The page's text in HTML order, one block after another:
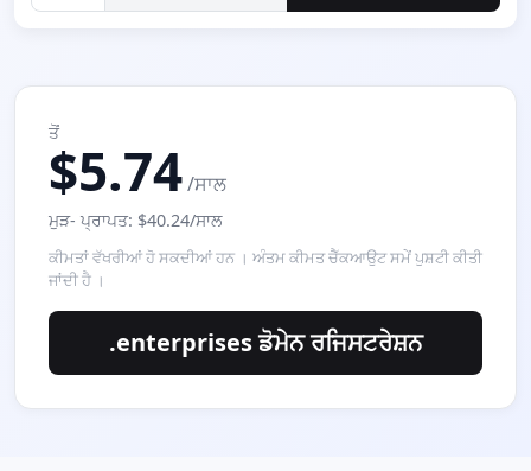
ਤੋਂ
$5.74/ਸਾਲ
ਮੁੜ- ਪ੍ਰਾਪਤ: $40.24/ਸਾਲ
ਕੀਮਤਾਂ ਵੱਖਰੀਆਂ ਹੋ ਸਕਦੀਆਂ ਹਨ । ਅੰਤਮ ਕੀਮਤ ਚੈੱਕਆਉਟ ਸਮੇਂ ਪੁਸ਼ਟੀ ਕੀਤੀ
ਜਾਂਦੀ ਹੈ ।
.enterprises ਡੋਮੇਨ ਰਜਿਸਟਰੇਸ਼ਨ